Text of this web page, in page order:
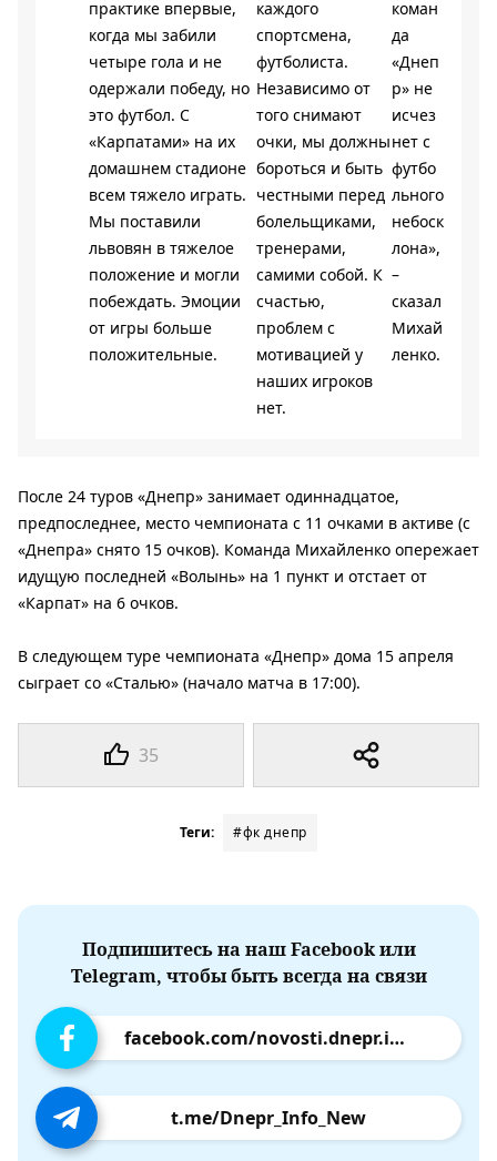
35
практике впервые,
когда мы забили
четыре гола и не
одержали победу, но
это футбол. С
«Карпатами» на их
домашнем стадионе
всем тяжело играть.
Мы поставили
львовян в тяжелое
положение и могли
побеждать. Эмоции
от игры больше
положительные.
каждого
спортсмена,
футболиста.
Независимо от
того снимают
очки, мы должны
бороться и быть
честными перед
болельщиками,
тренерами,
самими собой. К
счастью,
проблем с
мотивацией у
наших игроков
нет.
коман
да
«Днеп
р» не
исчез
нет с
футбо
льного
небоск
лона»,
–
сказал
Михай
ленко.
После 24 туров «Днепр» занимает одиннадцатое,
предпоследнее, место чемпионата с 11 очками в активе (с
«Днепра» снято 15 очков). Команда Михайленко опережает
идущую последней «Волынь» на 1 пункт и отстает от
«Карпат» на 6 очков.
В следующем туре чемпионата «Днепр» дома 15 апреля
сыграет со «Сталью» (начало матча в 17:00).
Теги: #фк днепр
Подпишитесь на наш Facebook или
Telegram, чтобы быть всегда на связи
facebook.com/novosti.dnepr.info
t.me/Dnepr_Info_New